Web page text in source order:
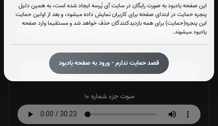
این صفحه یادبود به صورت رایگان در سایت آی پُرسه ایجاد شده است، به همین دلیل
پنجره حمایت در ابتدای صفحه برای کاربران نمایش داده میشود، و بعد از اولین حمایت
این پنجره(حمایت) برای همه بازدیدکنندگان حذف خواهد شد و مستقیما وارد صفحه
یادبود میشوند.
قصد حمایت ندارم - ورود به صفحه یادبود
صوت جزء شماره 8
صوت جزء شماره 9
صوت جزء شماره 10